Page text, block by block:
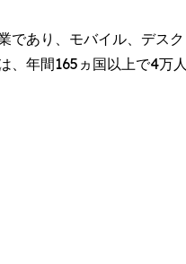
であり、モバイル、デ
年間165ヵ国以上で4万